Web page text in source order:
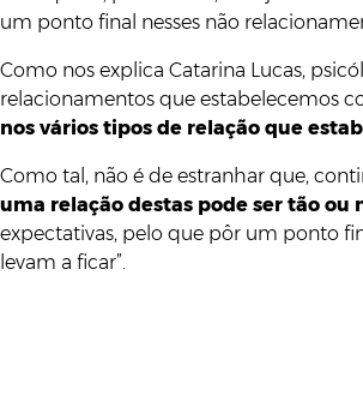
um ponto final nesses não
Como nos explica Catarina Lucas,
relacionamentos que estabelecemos
nos vários tipos de relação que
Como tal, não é de estranhar que,
uma relação destas pode ser tão ou
expectativas, pelo que pôr um ponto
levam a ficar”.